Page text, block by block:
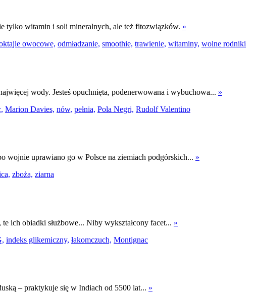
tylko witamin i soli mineralnych, ale też fitozwiązków. »
owocowe, odmładzanie, smoothie, trawienie, witaminy, wolne rodniki
wody. Jesteś opuchnięta, podenerwowana i wybuchowa... »
Marion Davies, nów, pełnia, Pola Negri, Rudolf Valentino
wojnie uprawiano go w Polsce na ziemiach podgórskich... »
zboża, ziarna
ich obiadki służbowe... Niby wykształcony facet... »
indeks glikemiczny, łakomczuch, Montignac
– praktykuje się w Indiach od 5500 lat... »